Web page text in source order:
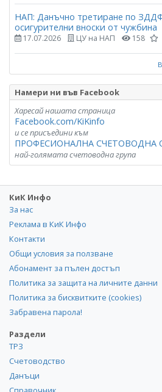
НАП: Данъчно третиране по
осигурителни вноски от чужбина
17.07.2026 ЦУ на НАП 158
Намери ни във Facebook
Харесай нашата страница
Facebook.com/KiKinfo
и се присъедини към
ПРОФЕСИОНАЛНА
най-голямата счетоводна група
КиК Инфо
За нас
Реклама в КиК Инфо
Контакти
Общи условия за ползване
Абонамент за пълен достъп
Политика за защита на личните данни
Политика за бисквитките (cookies)
Забравена парола!
Раздели
ТРЗ
Счетоводство
Данъци